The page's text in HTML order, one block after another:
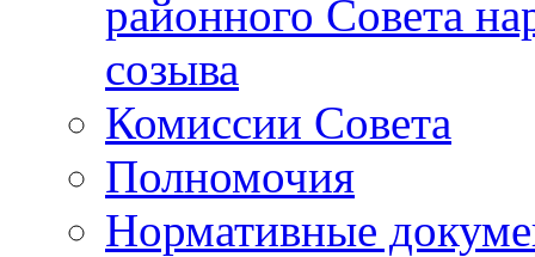
районного Совета
созыва
Комиссии Совета
Полномочия
Нормативные